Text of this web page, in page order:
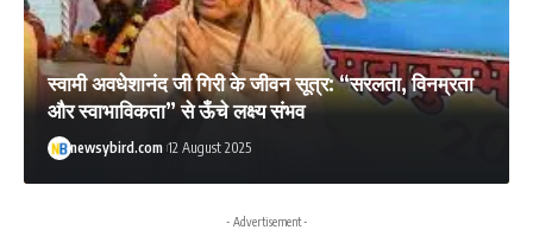
स्वामी अवधेशानंद जी गिरी के जीवन सूत्र: “सरलता, विनम्रता
और स्वाभाविकता” से ऊँचे लक्ष्य संभव
newsybird.com 12 August 2025
- Advertisement -